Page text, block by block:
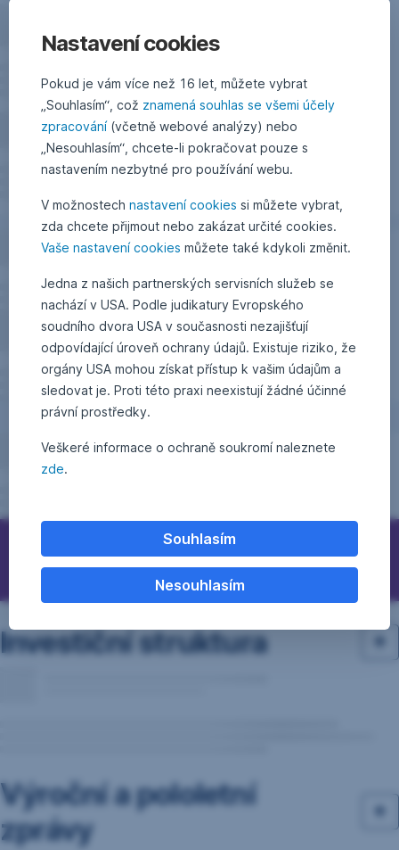
Otázky, podněty, nápady?
Investiční struktura
Výroční a pololetní
zprávy
Nastavení cookies
Pokud je vám více než 16 let, můžete vybrat
„Souhlasím“, což znamená souhlas se všemi účely
zpracování(včetně webové analýzy) nebo
„Nesouhlasím“, chcete-li pokračovat pouze s
nastavením nezbytné pro používání webu.
V možnostech nastavení cookies si můžete vybrat,
zda chcete přijmout nebo zakázat určité cookies.
Vaše nastavení cookies můžete také kdykoli změnit.
Jedna z našich partnerských servisních služeb se
nachází v USA. Podle judikatury Evropského
soudního dvora USA v současnosti nezajišťují
odpovídající úroveň ochrany údajů. Existuje riziko, že
orgány USA mohou získat přístup k vašim údajům a
sledovat je. Proti této praxi neexistují žádné účinné
právní prostředky.
Veškeré informace o ochraně soukromí naleznete
zde.
Souhlasím
Nesouhlasím